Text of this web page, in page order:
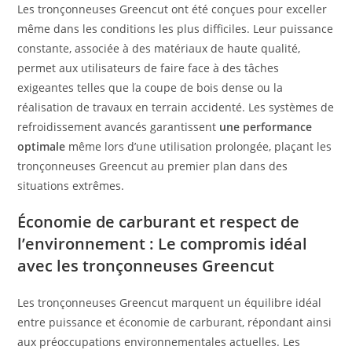
Les tronçonneuses Greencut ont été conçues pour exceller
même dans les conditions les plus difficiles. Leur puissance
constante, associée à des matériaux de haute qualité,
permet aux utilisateurs de faire face à des tâches
exigeantes telles que la coupe de bois dense ou la
réalisation de travaux en terrain accidenté. Les systèmes de
refroidissement avancés garantissent une performance
optimale même lors d’une utilisation prolongée, plaçant les
tronçonneuses Greencut au premier plan dans des
situations extrêmes.
Économie de carburant et respect de
l’environnement : Le compromis idéal
avec les tronçonneuses Greencut
Les tronçonneuses Greencut marquent un équilibre idéal
entre puissance et économie de carburant, répondant ainsi
aux préoccupations environnementales actuelles. Les